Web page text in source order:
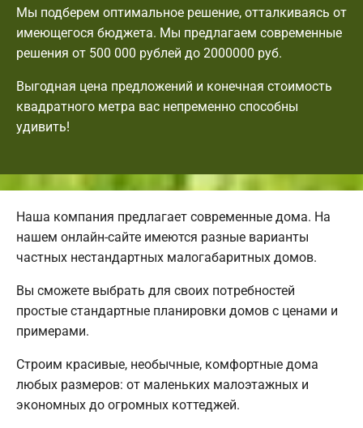
Мы подберем оптимальное решение, отталкиваясь от
имеющегося бюджета. Мы предлагаем современные
решения от 500 000 рублей до 2000000 руб.
Выгодная цена предложений и конечная стоимость
квадратного метра вас непременно способны
удивить!
Наша компания предлагает современные дома. На
нашем онлайн-сайте имеются разные варианты
частных нестандартных малогабаритных домов.
Вы сможете выбрать для своих потребностей
простые стандартные планировки домов с ценами и
примерами.
Строим красивые, необычные, комфортные дома
любых размеров: от маленьких малоэтажных и
экономных до огромных коттеджей.